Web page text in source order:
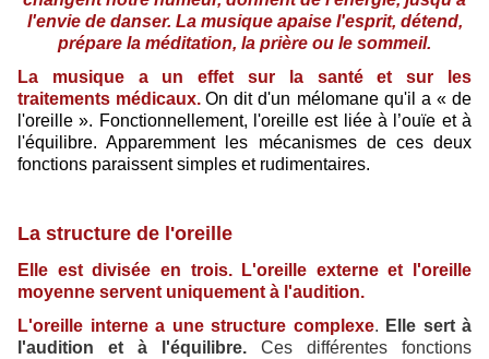
l'envie de danser. La musique apaise l'esprit, détend,
prépare la méditation, la prière ou le sommeil.
La musique a un effet sur la santé et sur les
traitements médicaux. On dit d'un mélomane qu'il a « de
l'oreille ». Fonctionnellement, l'oreille est liée à l’ouïe et à
l'équilibre. Apparemment les mécanismes de ces deux
fonctions paraissent simples et rudimentaires.
La structure de l'oreille
Elle est divisée en trois. L'oreille externe et l'oreille
moyenne servent uniquement à l'audition.
L'oreille interne a une structure complexe. Elle sert à
l'audition et à l'équilibre. Ces différentes fonctions